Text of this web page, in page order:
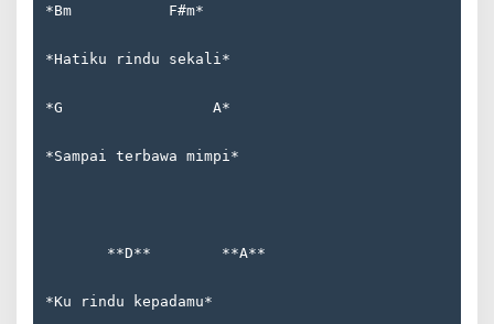
*Bm           F#m*
*Hatiku rindu sekali*
*G                 A*
*Sampai terbawa mimpi*
       **D**        **A**
*Ku rindu kepadamu*